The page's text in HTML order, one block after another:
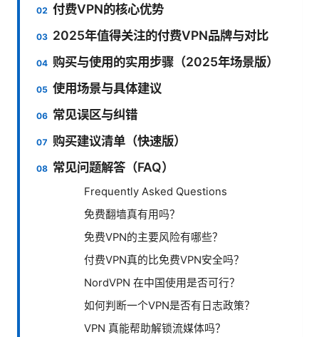
付费VPN的核心优势
2025年值得关注的付费VPN品牌与对比
购买与使用的实用步骤（2025年场景版）
使用场景与具体建议
常见误区与纠错
购买建议清单（快速版）
常见问题解答（FAQ）
Frequently Asked Questions
免费翻墙真有用吗？
免费VPN的主要风险有哪些？
付费VPN真的比免费VPN安全吗？
NordVPN 在中国使用是否可行？
如何判断一个VPN是否有日志政策？
VPN 真能帮助解锁流媒体吗？